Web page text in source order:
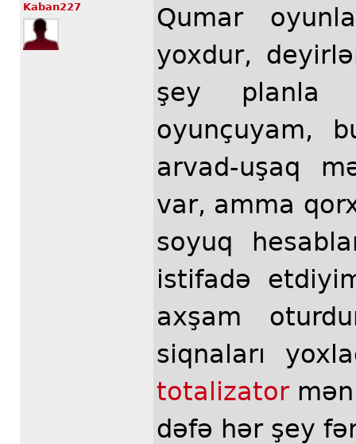
Kaban227
Qumar
yoxdur,
şey planla
oyunçuyam,
arvad-uşaq
var, amma
soyuq
istifadə
axşam
siqnaları
totalizator
dəfə hər şey